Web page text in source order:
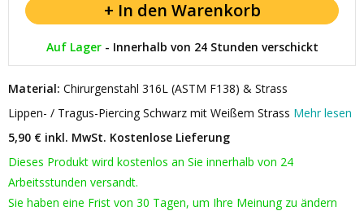
Auf Lager- Innerhalb von 24 Stunden verschickt
Material: Chirurgenstahl 316L (ASTM F138) & Strass
Lippen- / Tragus-Piercing Schwarz mit Weißem Strass Mehr lesen
5,90 € inkl. MwSt. Kostenlose Lieferung
Dieses Produkt wird kostenlos an Sie innerhalb von 24
Arbeitsstunden versandt.
Sie haben eine Frist von 30 Tagen, um Ihre Meinung zu ändern